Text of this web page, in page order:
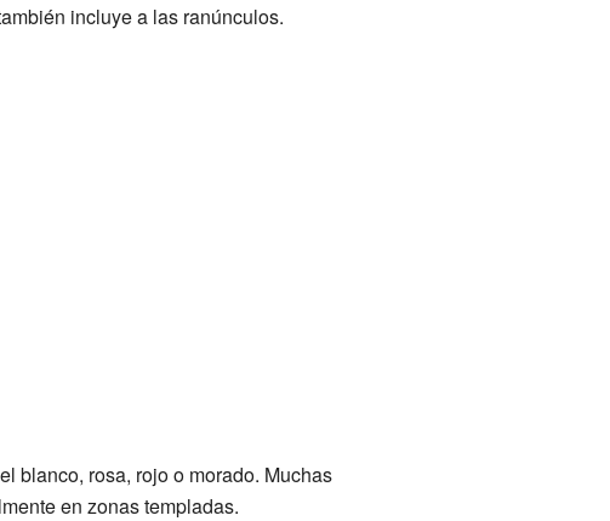
incluye a las ranúnculos.
blanco, rosa, rojo o morado. Muchas
en zonas templadas.